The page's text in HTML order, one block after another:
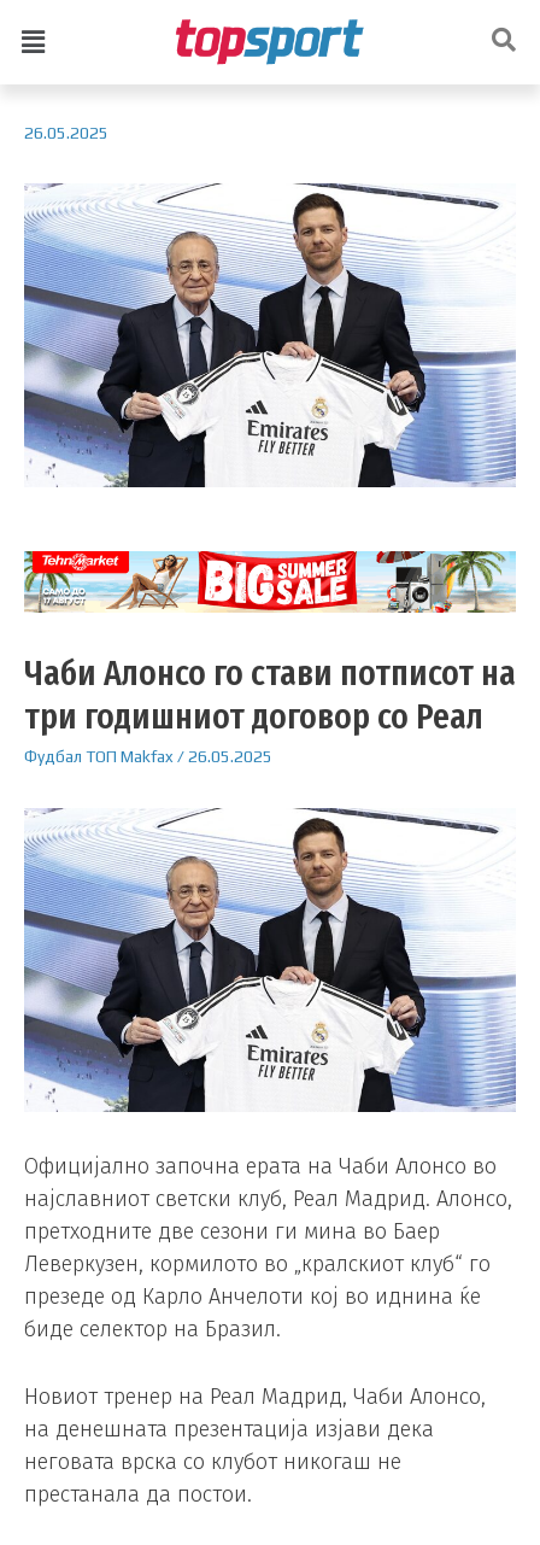
26.05.2025
Чаби Алонсо го стави потписот на
три годишниот договор со Реал
Фудбал ТОП Makfax/26.05.2025
Официјално започна ерата на Чаби Алонсо во
најславниот светски клуб, Реал Мадрид. Алонсо,
претходните две сезони ги мина во Баер
Леверкузен, кормилото во „кралскиот клуб“ го
презеде од Карло Анчелоти кој во иднина ќе
биде селектор на Бразил.
Новиот тренер на Реал Мадрид, Чаби Алонсо,
на денешната презентација изјави дека
неговата врска со клубот никогаш не
престанала да постои.